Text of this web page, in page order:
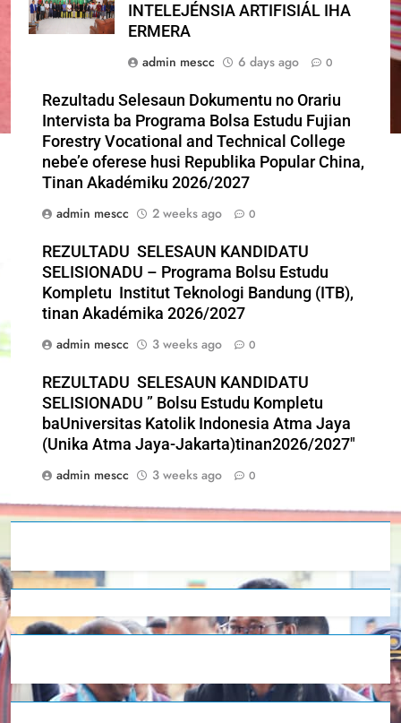
INTELEJÉNSIA ARTIFISIÁL IHA
ERMERA
admin mescc
6 days ago 0
Rezultadu Selesaun Dokumentu no Orariu
Intervista ba Programa Bolsa Estudu Fujian
Forestry Vocational and Technical College
nebe’e oferese husi Republika Popular China,
Tinan Akadémiku 2026/2027
admin mescc
2 weeks ago 0
REZULTADU SELESAUN KANDIDATU
SELISIONADU – Programa Bolsu Estudu
Kompletu Institut Teknologi Bandung (ITB),
tinan Akadémika 2026/2027
admin mescc
3 weeks ago 0
REZULTADU SELESAUN KANDIDATU
SELISIONADU ” Bolsu Estudu Kompletu
baUniversitas Katolik Indonesia Atma Jaya
(Unika Atma Jaya-Jakarta)tinan2026/2027″
admin mescc
3 weeks ago 0